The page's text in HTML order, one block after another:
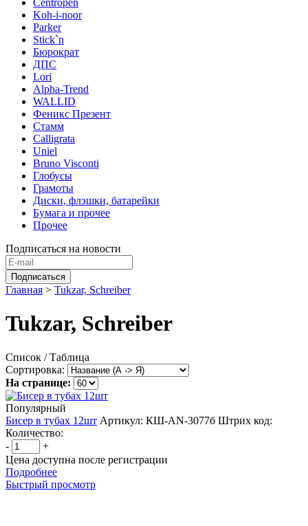
Centropen
Koh-i-noor
Parker
Stick`n
Бюрократ
ДПС
Lori
Alpha-Trend
WALLID
Феникс Презент
Стамм
Calligrata
Uniel
Bruno Visconti
Глобусы
Грамоты
Диски, флэшки, батарейки
Бумага и прочее
Прочее
Подписаться на новости
Главная > Tukzar, Schreiber
Tukzar, Schreiber
Список / Таблица
Сортировка:
На странице:
Популярный
Бисер в тубах 12шт Артикул: КШ-AN-3077б Штрих код:
Количество:
-
+
Цена доступна после регистрации
Подробнее
Быстрый просмотр